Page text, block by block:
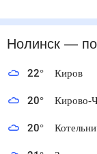
Нолинск —
22° Киров
20° Кирово-
20°